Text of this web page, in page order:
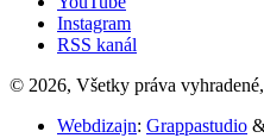
Instagram
RSS kanál
© 2026, Všetky práva
Webdizajn: Grappastudio